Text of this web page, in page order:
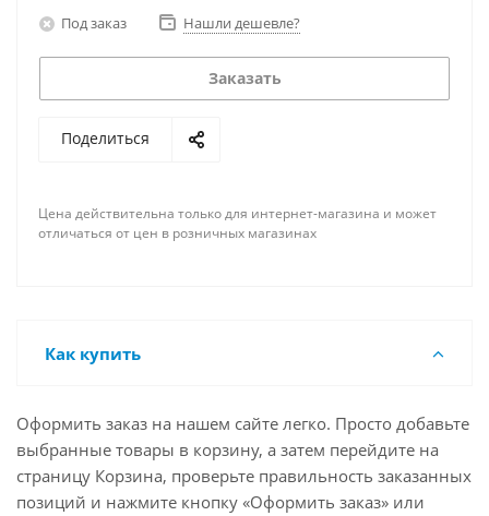
Под заказ Нашли дешевле?
Заказать
Поделиться
Цена действительна только для интернет-магазина и может
отличаться от цен в розничных магазинах
Как купить
Оформить заказ на нашем сайте легко. Просто добавьте
выбранные товары в корзину, а затем перейдите на
страницу Корзина, проверьте правильность заказанных
позиций и нажмите кнопку «Оформить заказ» или